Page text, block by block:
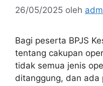
26/05/2025 oleh
Bagi peserta BPJS
tentang cakupan
tidak semua jenis
ditanggung, dan ada